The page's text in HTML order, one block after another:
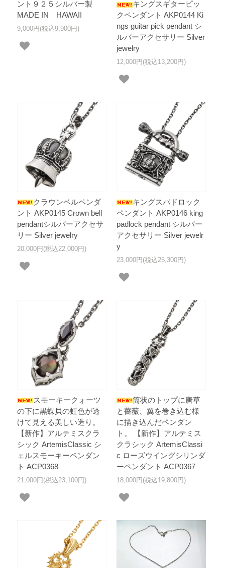
ント９２５シルバー製
MADE IN HAWAII
9,000円(税込9,900円)
キングスギターピッ
クペンダント AKP0144 Ki
ngs guitar pick pendant シ
ルバーアクセサリー Silver
jewelry
12,000円(税込13,200円)
クラウンベルペンダ
ント AKP0145 Crown bell
pendantシルバーアクセサ
リー Silver jewelry
20,000円(税込22,000円)
キングスパドロック
ペンダント AKP0146 king
padlock pendant シルバー
アクセサリー Silver jewelr
y
23,000円(税込25,300円)
スモーキークォーツ
の下に黒蝶貝の虹色が透
けて見える美しい造り。
【新作】アルテミスクラ
シック ArtemisClassic シ
ェルスモーキーペンダン
ト ACP0368
21,000円(税込23,100円)
筒状のトップに唐草
と薔薇、翼を巻き込む様
に描き込んだペンダン
ト。 【新作】アルテミス
クラシック ArtemisClassi
c ローズウイングシリンダ
ーペンダント ACP0367
18,000円(税込19,800円)